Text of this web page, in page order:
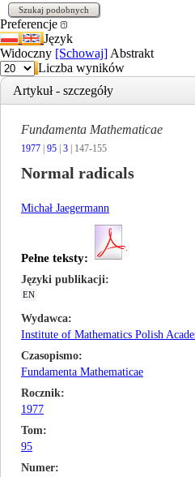
Preferencje
Język
Widoczny [Schowaj] Abstrakt
Liczba wyników
Artykuł - szczegóły
Fundamenta Mathematicae
1977 95 3 | 147-155
Normal radicals
Michał Jaegermann
Pełne teksty:
Języki publikacji
EN
Wydawca
Institute of Mathematics Polish
Czasopismo
Fundamenta Mathematicae
Rocznik
1977
Tom
95
Numer